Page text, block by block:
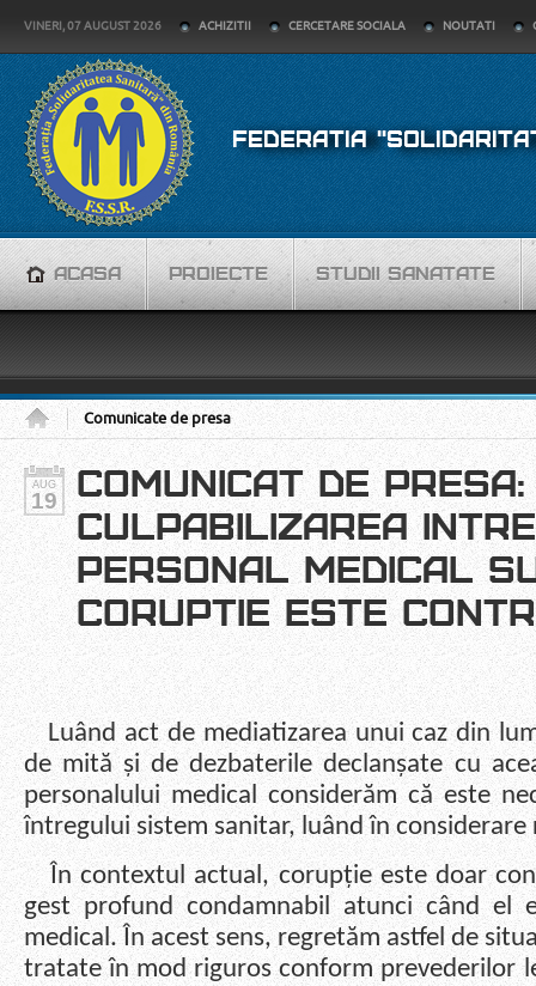
VINERI, 07 AUGUST 2026 ACHIZITII CERCETARE SOCIALA NOUTATI
FEDERATIA
ACASA PROIECTE STUDII SANATATE
Comunicate de presa
AUG
19
COMUNICAT DE PRESA:
CULPABILIZAREA
PERSONAL MEDICAL
CORUPTIE ESTE
Luând act de mediatizarea unui caz din
de mită și de dezbaterile declanșate cu
personalului medical considerăm că este
întregului sistem sanitar, luând în
În contextul actual, corupție este doar
gest profund condamnabil atunci când el
medical. În acest sens, regretăm astfel de
tratate în mod riguros conform prevederilor